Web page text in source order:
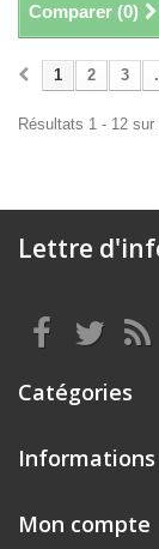
Comparer (0)
1 2 3
Résultats 1 - 12 sur
Lettre
Catégories
Informations
Mon compte